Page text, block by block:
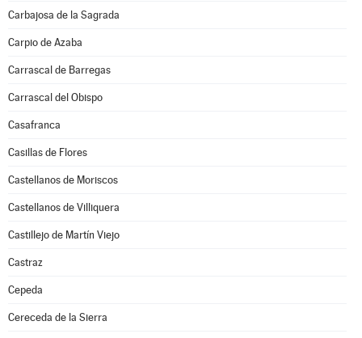
Carbajosa de la Sagrada
Carpio de Azaba
Carrascal de Barregas
Carrascal del Obispo
Casafranca
Casillas de Flores
Castellanos de Moriscos
Castellanos de Villiquera
Castillejo de Martín Viejo
Castraz
Cepeda
Cereceda de la Sierra